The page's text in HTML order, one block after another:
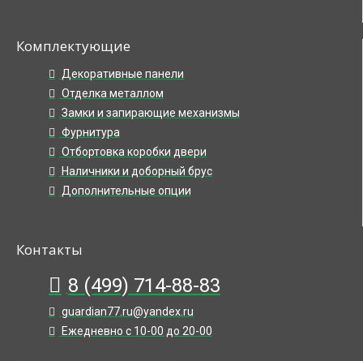
Комплектующие
Декоративные панели
Отделка металлом
Замки и запирающие механизмы
Фурнитура
Отбортовка коробки двери
Наличники и доборный брус
Дополнительные опции
Контакты
8 (499) 714-88-83
guardian77.ru@yandex.ru
Ежедневно с 10-00 до 20-00